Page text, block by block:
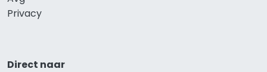
Privacy
Direct naar